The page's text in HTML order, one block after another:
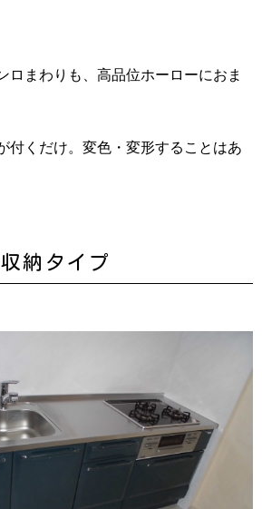
ロまわりも、高品位ホーローにおま
付くだけ。変色・変形することはあ
納タイプ